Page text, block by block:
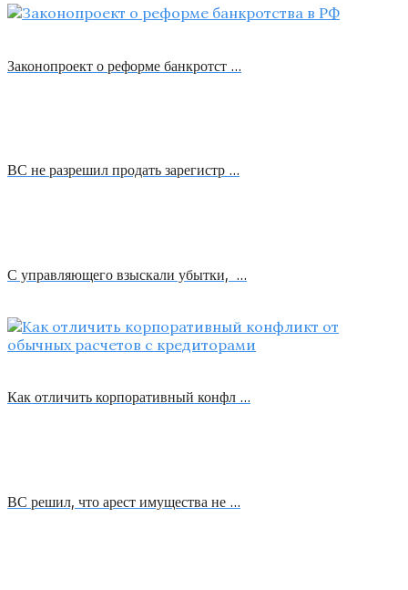
Законопроект о реформе банкротст …
ВС не разрешил продать зарегистр …
С управляющего взыскали убытки, …
Как отличить корпоративный конфл …
ВС решил, что арест имущества не …